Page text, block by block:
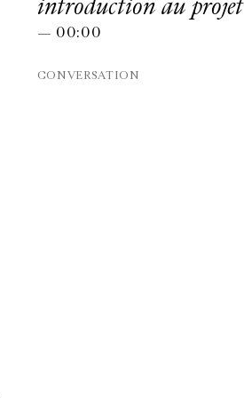
introduction au projet
— 00:00
CONVERSATION